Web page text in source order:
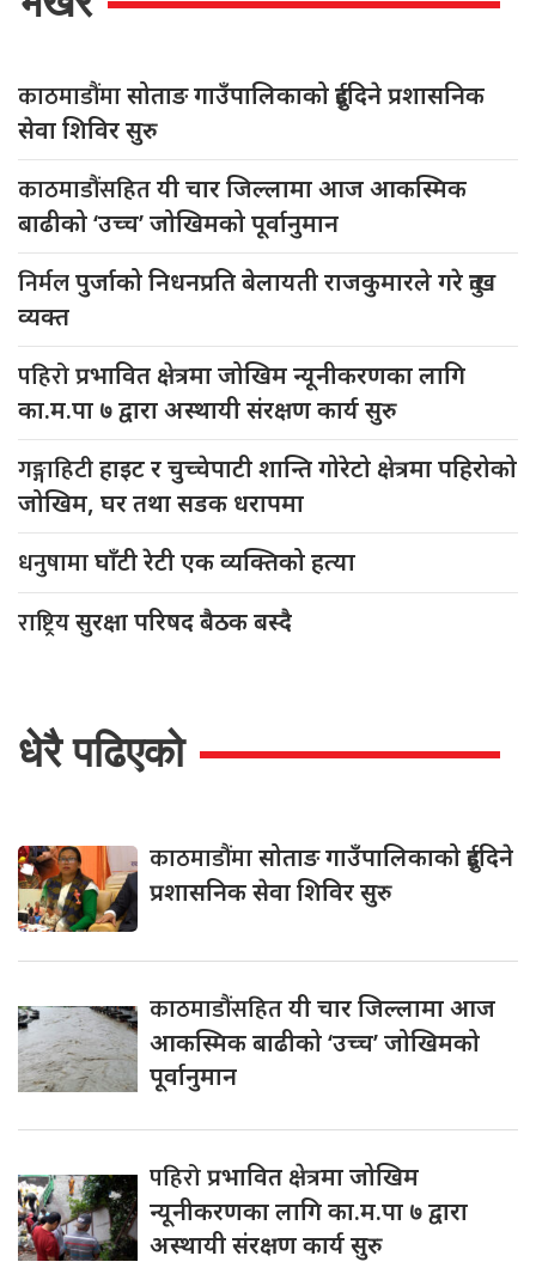
काठमाडौंमासोताङ गाउँपालिकाको दुईदिने प्रशासनिक
सेवा शिविर सुरु
काठमाडौंसहितयी चार जिल्लामा आज आकस्मिक
बाढीको ‘उच्च’ जोखिमको पूर्वानुमान
निर्मलपुर्जाको निधनप्रति बेलायती राजकुमारले गरे दुःख
व्यक्त
पहिरोप्रभावित क्षेत्रमा जोखिम न्यूनीकरणका लागि
का.म.पा ७ द्वारा अस्थायी संरक्षण कार्य सुरु
गङ्गाहिटीहाइट र चुच्चेपाटी शान्ति गोरेटो क्षेत्रमा पहिरोको
जोखिम, घर तथा सडक धरापमा
धनुषामाघाँटी रेटी एक व्यक्तिको हत्या
राष्ट्रियसुरक्षा परिषद बैठक बस्दै
धेरै पढिएको
काठमाडौंमासोताङ गाउँपालिकाको दुईदिने
प्रशासनिक सेवा शिविर सुरु
काठमाडौंसहितयी चार जिल्लामा आज
आकस्मिक बाढीको ‘उच्च’ जोखिमको
पूर्वानुमान
पहिरोप्रभावित क्षेत्रमा जोखिम
न्यूनीकरणका लागि का.म.पा ७ द्वारा
अस्थायी संरक्षण कार्य सुरु